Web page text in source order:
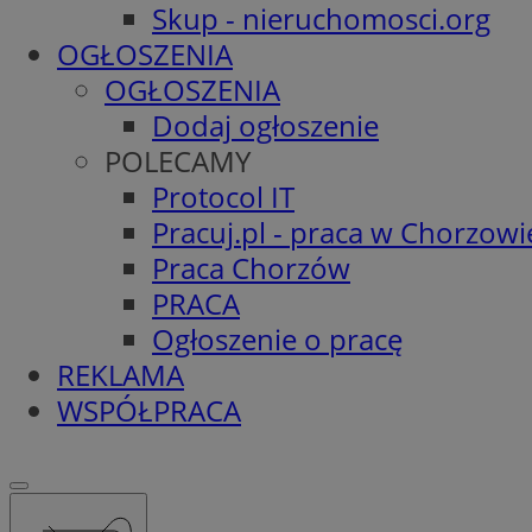
Skup - nieruchomosci.org
OGŁOSZENIA
OGŁOSZENIA
Dodaj ogłoszenie
POLECAMY
Protocol IT
Pracuj.pl - praca w
Praca Chorzów
PRACA
Ogłoszenie o pracę
REKLAMA
WSPÓŁPRACA